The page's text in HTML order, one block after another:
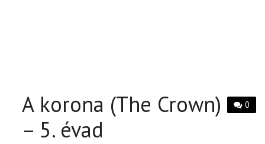
0
A korona (The Crown)
– 5. évad